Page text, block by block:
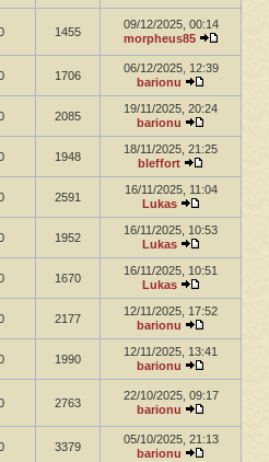
1455
09/12/2025, 00:14
morpheus85
1706
06/12/2025, 12:39
barionu
2085
19/11/2025, 20:24
barionu
1948
18/11/2025, 21:25
bleffort
2591
16/11/2025, 11:04
Lukas
1952
16/11/2025, 10:53
Lukas
1670
16/11/2025, 10:51
Lukas
2177
12/11/2025, 17:52
barionu
1990
12/11/2025, 13:41
barionu
2763
22/10/2025, 09:17
barionu
3379
05/10/2025, 21:13
barionu